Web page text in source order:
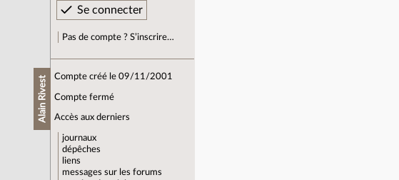
Pas de compte ? S’inscrire…
Alain Rivest Compte créé le 09/11/2001
Compte fermé
Accès aux derniers
journaux
dépêches
liens
messages sur les forums